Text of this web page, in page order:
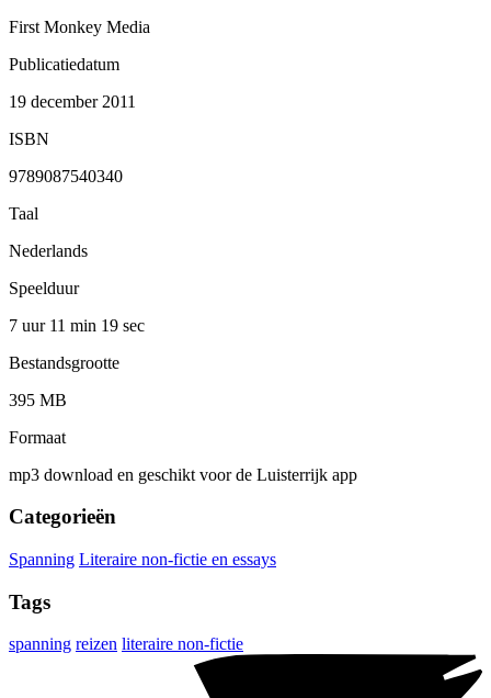
First Monkey Media
Publicatiedatum
19 december 2011
ISBN
9789087540340
Taal
Nederlands
Speelduur
7 uur 11 min 19 sec
Bestandsgrootte
395 MB
Formaat
mp3 download en geschikt voor de Luisterrijk app
Categorieën
Spanning Literaire non-fictie en essays
Tags
spanning reizen literaire non-fictie